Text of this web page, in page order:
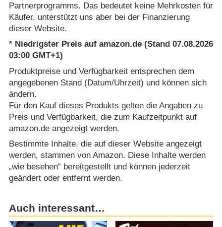
Partnerprogramms. Das bedeutet keine Mehrkosten für
Käufer, unterstützt uns aber bei der Finanzierung
dieser Website.
* Niedrigster Preis auf amazon.de (Stand 07.08.2026
03:00 GMT+1)
Produktpreise und Verfügbarkeit entsprechen dem
angegebenen Stand (Datum/Uhrzeit) und können sich
ändern.
Für den Kauf dieses Produkts gelten die Angaben zu
Preis und Verfügbarkeit, die zum Kaufzeitpunkt auf
amazon.de angezeigt werden.
Bestimmte Inhalte, die auf dieser Website angezeigt
werden, stammen von Amazon. Diese Inhalte werden
„wie besehen“ bereitgestellt und können jederzeit
geändert oder entfernt werden.
Auch interessant…